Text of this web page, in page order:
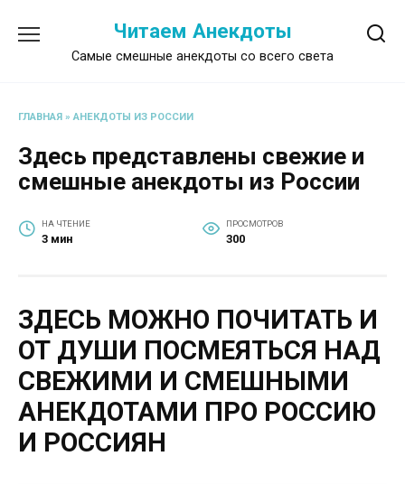
содержанию
Читаем Анекдоты
Самые смешные анекдоты со всего света
ГЛАВНАЯ »АНЕКДОТЫ ИЗ РОССИИ
Здесь представлены свежие и
смешные анекдоты из России
НА ЧТЕНИЕ
3 мин
ПРОСМОТРОВ
300
ЗДЕСЬ МОЖНО ПОЧИТАТЬ И
ОТ ДУШИ ПОСМЕЯТЬСЯ НАД
СВЕЖИМИ И СМЕШНЫМИ
АНЕКДОТАМИ ПРО РОССИЮ
И РОССИЯН